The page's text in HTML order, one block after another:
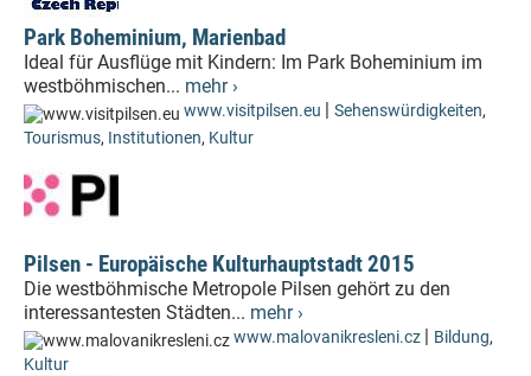
Park Boheminium, Marienbad
Ideal für Ausflüge mit Kindern: Im Park Boheminium im
westböhmischen... mehr ›
www.visitpilsen.eu | Sehenswürdigkeiten,
Tourismus, Institutionen, Kultur
Pilsen - Europäische Kulturhauptstadt 2015
Die westböhmische Metropole Pilsen gehört zu den
interessantesten Städten... mehr ›
www.malovanikresleni.cz | Bildung,
Kultur